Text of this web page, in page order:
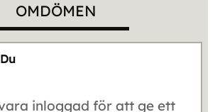
OMDÖMEN
Du